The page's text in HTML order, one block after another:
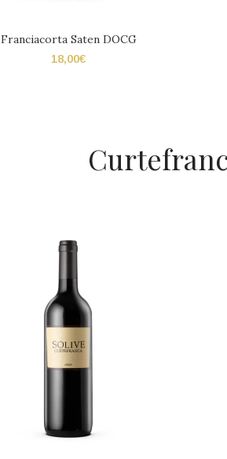
Franciacorta Saten DOCG
18,00€